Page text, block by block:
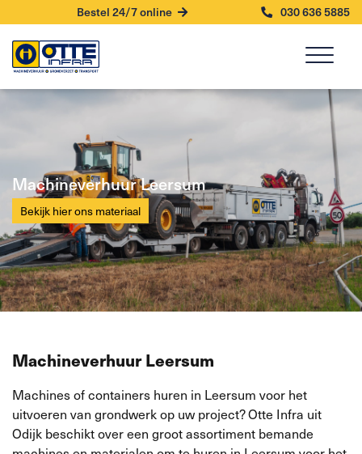
Bestel 24/7 online 030 636 5885
Machineverhuur Leersum
Bekijk hier ons materiaal
Machineverhuur Leersum
Machines of containers huren in Leersum voor het
uitvoeren van grondwerk op uw project? Otte Infra uit
Odijk beschikt over een groot assortiment bemande